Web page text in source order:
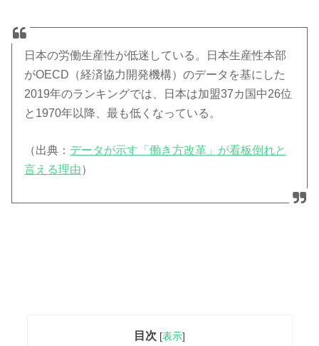
日本の労働生産性が低迷している。日本生産性本部
がOECD（経済協力開発機構）のデータを基にした
2019年のランキングでは、日本は加盟37カ国中26位
と1970年以降、最も低くなっている。
（出典： データが示す「働き方改革」が看板倒れと
言える理由）
目次 [表示]